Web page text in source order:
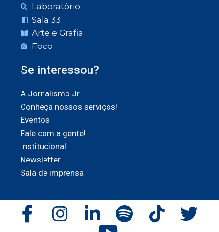
Laboratório
Sala 33
Arte e Grafia
Foco
Se interessou?
A Jornalismo Jr
Conheça nossos serviços!
Eventos
Fale com a gente!
Institucional
Newsletter
Sala de imprensa